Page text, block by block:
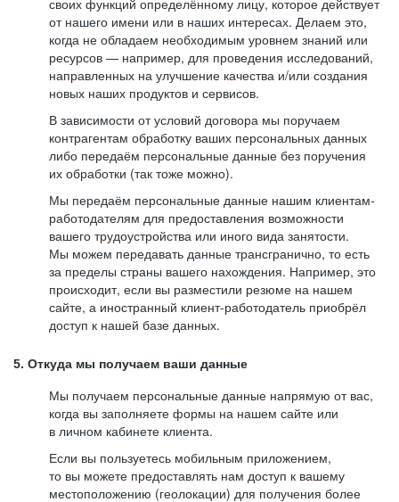
своих функций определённому лицу, которое действует
от нашего имени или в наших интересах. Делаем это,
когда не обладаем необходимым уровнем знаний или
ресурсов — например, для проведения исследований,
направленных на улучшение качества и/или создания
новых наших продуктов и сервисов.
В зависимости от условий договора мы поручаем
контрагентам обработку ваших персональных данных
либо передаём персональные данные без поручения
их обработки (так тоже можно).
Мы передаём персональные данные нашим клиентам-
работодателям для предоставления возможности
вашего трудоустройства или иного вида занятости.
Мы можем передавать данные трансгранично, то есть
за пределы страны вашего нахождения. Например, это
происходит, если вы разместили резюме на нашем
сайте, а иностранный клиент-работодатель приобрёл
доступ к нашей базе данных.
5. Откуда мы получаем ваши данные
Мы получаем персональные данные напрямую от вас,
когда вы заполняете формы на нашем сайте или
в личном кабинете клиента.
Если вы пользуетесь мобильным приложением,
то вы можете предоставлять нам доступ к вашему
местоположению (геолокации) для получения более